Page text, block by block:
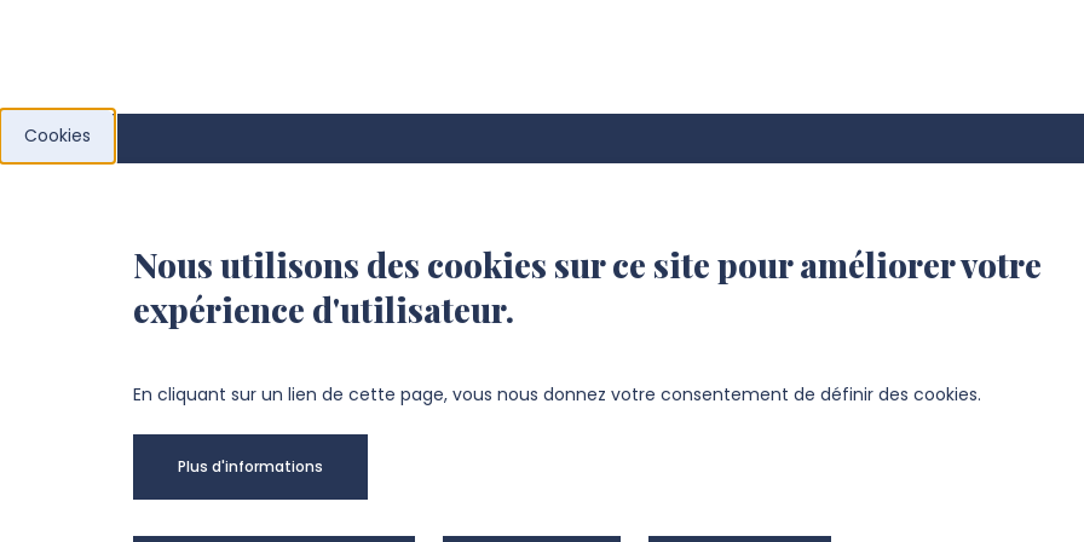
Campus Teinturerie
30, rue des Teinturiers, 80080 AMIENS
infos-arts@u-picardie.fr
Cookies
Nous utilisons des cookies sur ce site pour améliorer votre
expérience d'utilisateur.
En cliquant sur un lien de cette page, vous nous donnez votre consentement de définir des cookies.
Plus d'informations